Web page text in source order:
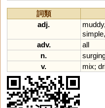
詞類
adj.
muddy,
simple,
adv.
all
n.
v.
mix;